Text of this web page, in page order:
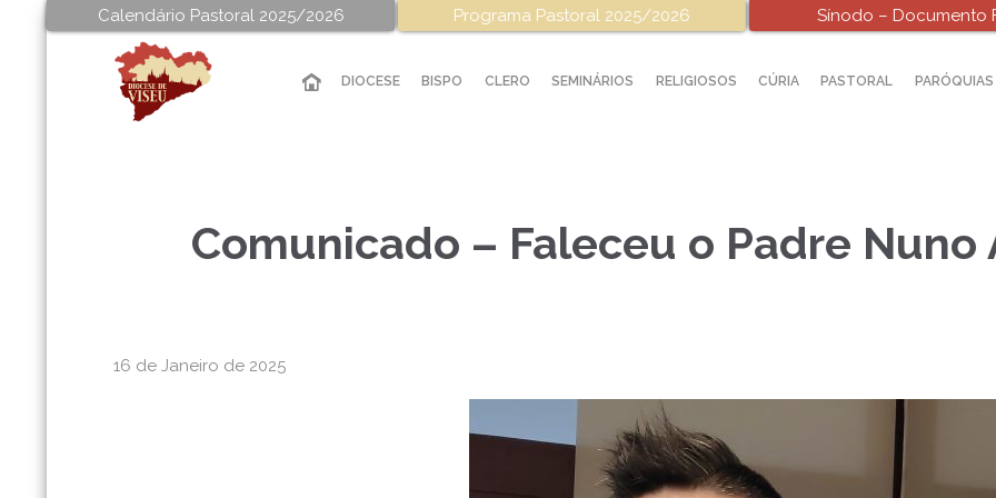
Calendário Pastoral 2025/2026 Programa Pastoral 2025/2026 Sínodo – Documento
DIOCESE BISPO CLERO SEMINÁRIOS RELIGIOSOS CÚRIA PASTORAL PARÓQUIAS
Comunicado – Faleceu o Padre Nuno
16 de Janeiro de 2025